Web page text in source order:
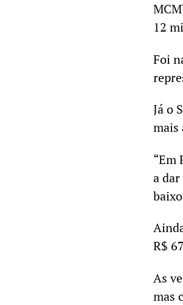
12
Foi
Já o
mais
“Em
a
R$
As
mas